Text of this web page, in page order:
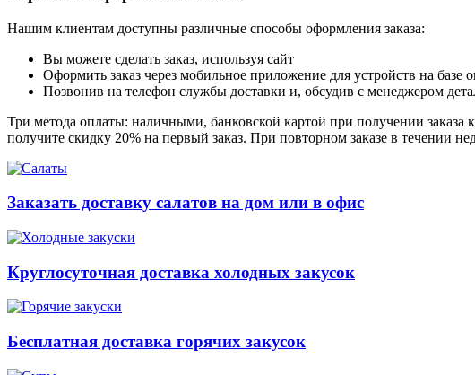
Нашим клиентам доступны различные способы оформления заказа:
Вы можете сделать заказ, используя сайт
Оформить заказ через мобильное приложение для устройств на
Позвонив на телефон службы доставки и, обсудив с менеджером
Три метода оплаты: наличными, банковской картой при получении заказа
получите скидку 20% на первый заказ. При повторном заказе в течении
Заказать доставку салатов на дом или в офис
Круглосуточная доставка холодных закусок
Бесплатная доставка горячих закусок